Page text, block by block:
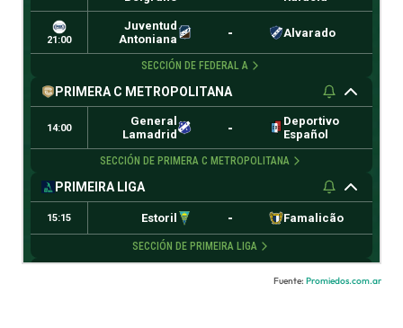
Fuente: Promiedos.com.ar